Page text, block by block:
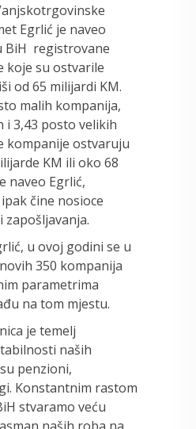
Egrlić je naveo
BiH registrovane
koje su ostvarile
od 65 milijardi KM.
malih kompanija,
i 3,43 posto velikih
kompanije ostvaruju
KM ili oko 68
naveo Egrlić,
čine nosioce
zapošljavanja.
u ovoj godini se u
350 kompanija
parametrima
na tom mjestu.
je temelj
naših
penzioni,
Konstantnim rastom
stvaramo veću